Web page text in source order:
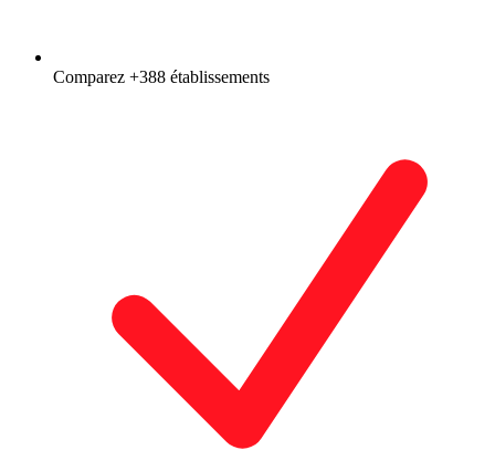
Comparez +388 établissements